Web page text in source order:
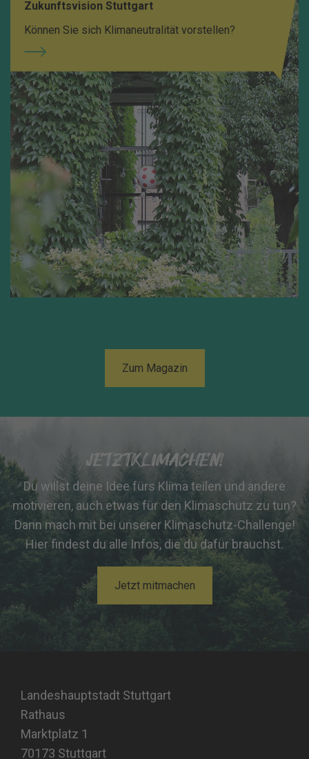
Zukunftsvision Stuttgart
Können Sie sich Klimaneutralität vorstellen?
Zum Magazin
JETZTKLIMACHEN!
Du willst deine Idee fürs Klima teilen und andere
motivieren, auch etwas für den Klimaschutz zu tun?
Dann mach mit bei unserer Klimaschutz-Challenge!
Hier findest du alle Infos, die du dafür brauchst.
Jetzt mitmachen
Landeshauptstadt Stuttgart
Rathaus
Marktplatz 1
70173 Stuttgart